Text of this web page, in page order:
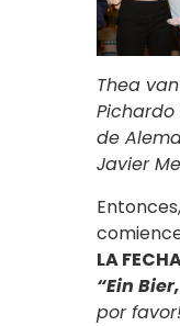
Thea
de
Javier
LA
“Ein
por